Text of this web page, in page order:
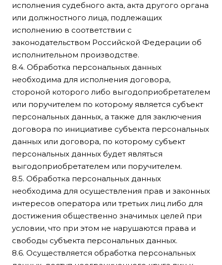
исполнения судебного акта, акта другого органа
или должностного лица, подлежащих
исполнению в соответствии с
законодательством Российской Федерации об
исполнительном производстве.
8.4. Обработка персональных данных
необходима для исполнения договора,
стороной которого либо выгодоприобретателем
или поручителем по которому является субъект
персональных данных, а также для заключения
договора по инициативе субъекта персональных
данных или договора, по которому субъект
персональных данных будет являться
выгодоприобретателем или поручителем.
8.5. Обработка персональных данных
необходима для осуществления прав и законных
интересов оператора или третьих лиц либо для
достижения общественно значимых целей при
условии, что при этом не нарушаются права и
свободы субъекта персональных данных.
8.6. Осуществляется обработка персональных